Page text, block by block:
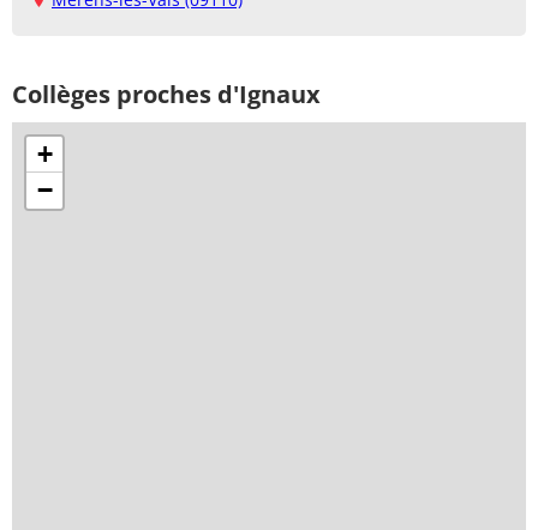
Collèges proches d'Ignaux
+
−